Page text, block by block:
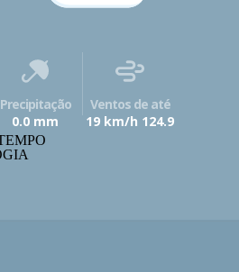
Precipitação
0.0 mm
Ventos de até
19 km/h 124.9